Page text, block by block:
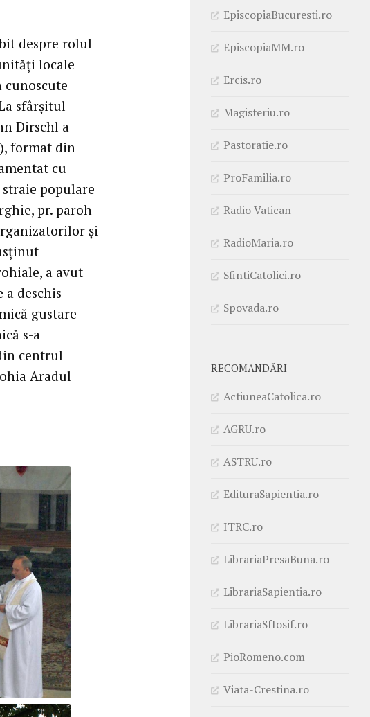
despre rolul
locale
cunoscute
sfârşitul
Dirschl a
format din
cu
populare
pr. paroh
şi
a avut
deschis
gustare
s-a
centrul
Aradul
EpiscopiaBucuresti.ro
EpiscopiaMM.ro
Ercis.ro
Magisteriu.ro
Pastoratie.ro
ProFamilia.ro
Radio Vatican
RadioMaria.ro
SfintiCatolici.ro
Spovada.ro
RECOMANDĂRI
ActiuneaCatolica.ro
AGRU.ro
ASTRU.ro
EdituraSapientia.ro
ITRC.ro
LibrariaPresaBuna.ro
LibrariaSapientia.ro
LibrariaSfIosif.ro
PioRomeno.com
Viata-Crestina.ro